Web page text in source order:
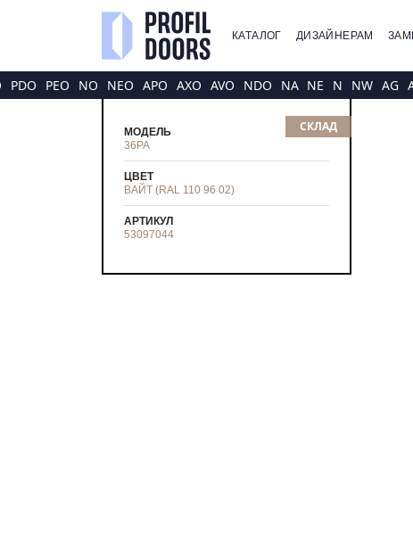
КАТАЛОГ ДИЗАЙНЕРАМ
PDO PEO NO NEO APO AXO AVO NDO NA NE N NW AG
СКЛАД
МОДЕЛЬ
36PA
ЦВЕТ
ВАЙТ (RAL 110 96 02)
АРТИКУЛ
53097044